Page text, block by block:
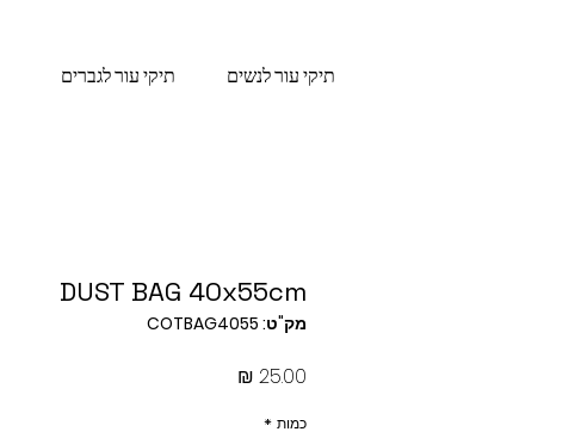
תיקי עור לנשים תיקי עור לגברים
DUST BAG 40x55cm
מק"ט: COTBAG4055
כמות *